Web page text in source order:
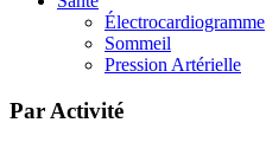
Électrocardiogramme
Sommeil
Pression Artérielle
Par Activité